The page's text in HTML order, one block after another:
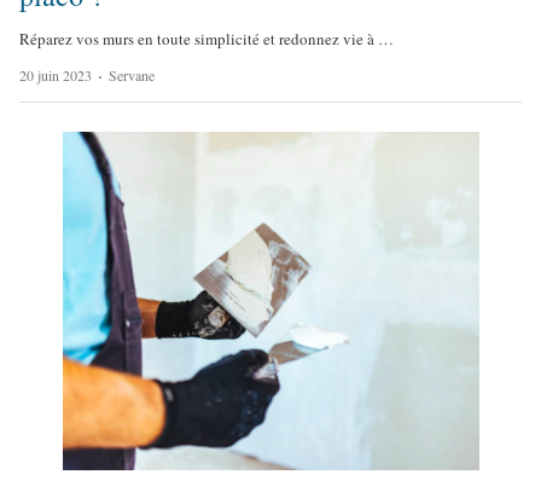
Réparez vos murs en toute simplicité et redonnez vie à …
20 juin 2023
A
u
o
r
Servane